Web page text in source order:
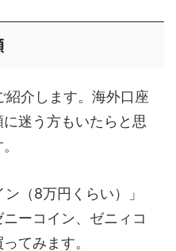
介します。海外口座
迷う方もいたらと思
（8万円くらい）」
ーコイン、ゼニィコ
てみます。